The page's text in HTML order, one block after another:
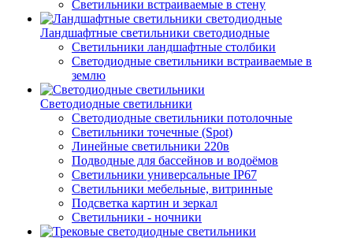
Светильники встраиваемые в стену
Ландшафтные светильники светодиодные
Светильники ландшафтные столбики
Светодиодные светильники встраиваемые в
землю
Светодиодные светильники
Светодиодные светильники потолочные
Светильники точечные (Spot)
Линейные светильники 220в
Подводные для бассейнов и водоёмов
Светильники универсальные IP67
Светильники мебельные, витринные
Подсветка картин и зеркал
Светильники - ночники